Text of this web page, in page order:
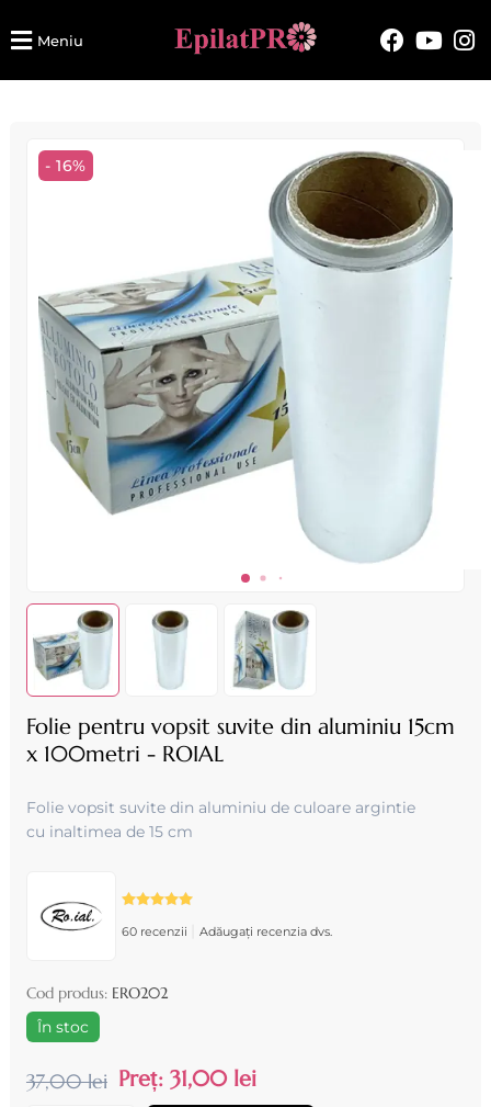
Meniu
- 16%
Folie pentru vopsit suvite din aluminiu 15cm
x 100metri - ROIAL
Folie vopsit suvite din aluminiu de culoare argintie
cu inaltimea de 15 cm
60 recenzii Adăugați recenzia dvs.
Cod produs: ERO202
În stoc
37,00 lei Preț: 31,00 lei